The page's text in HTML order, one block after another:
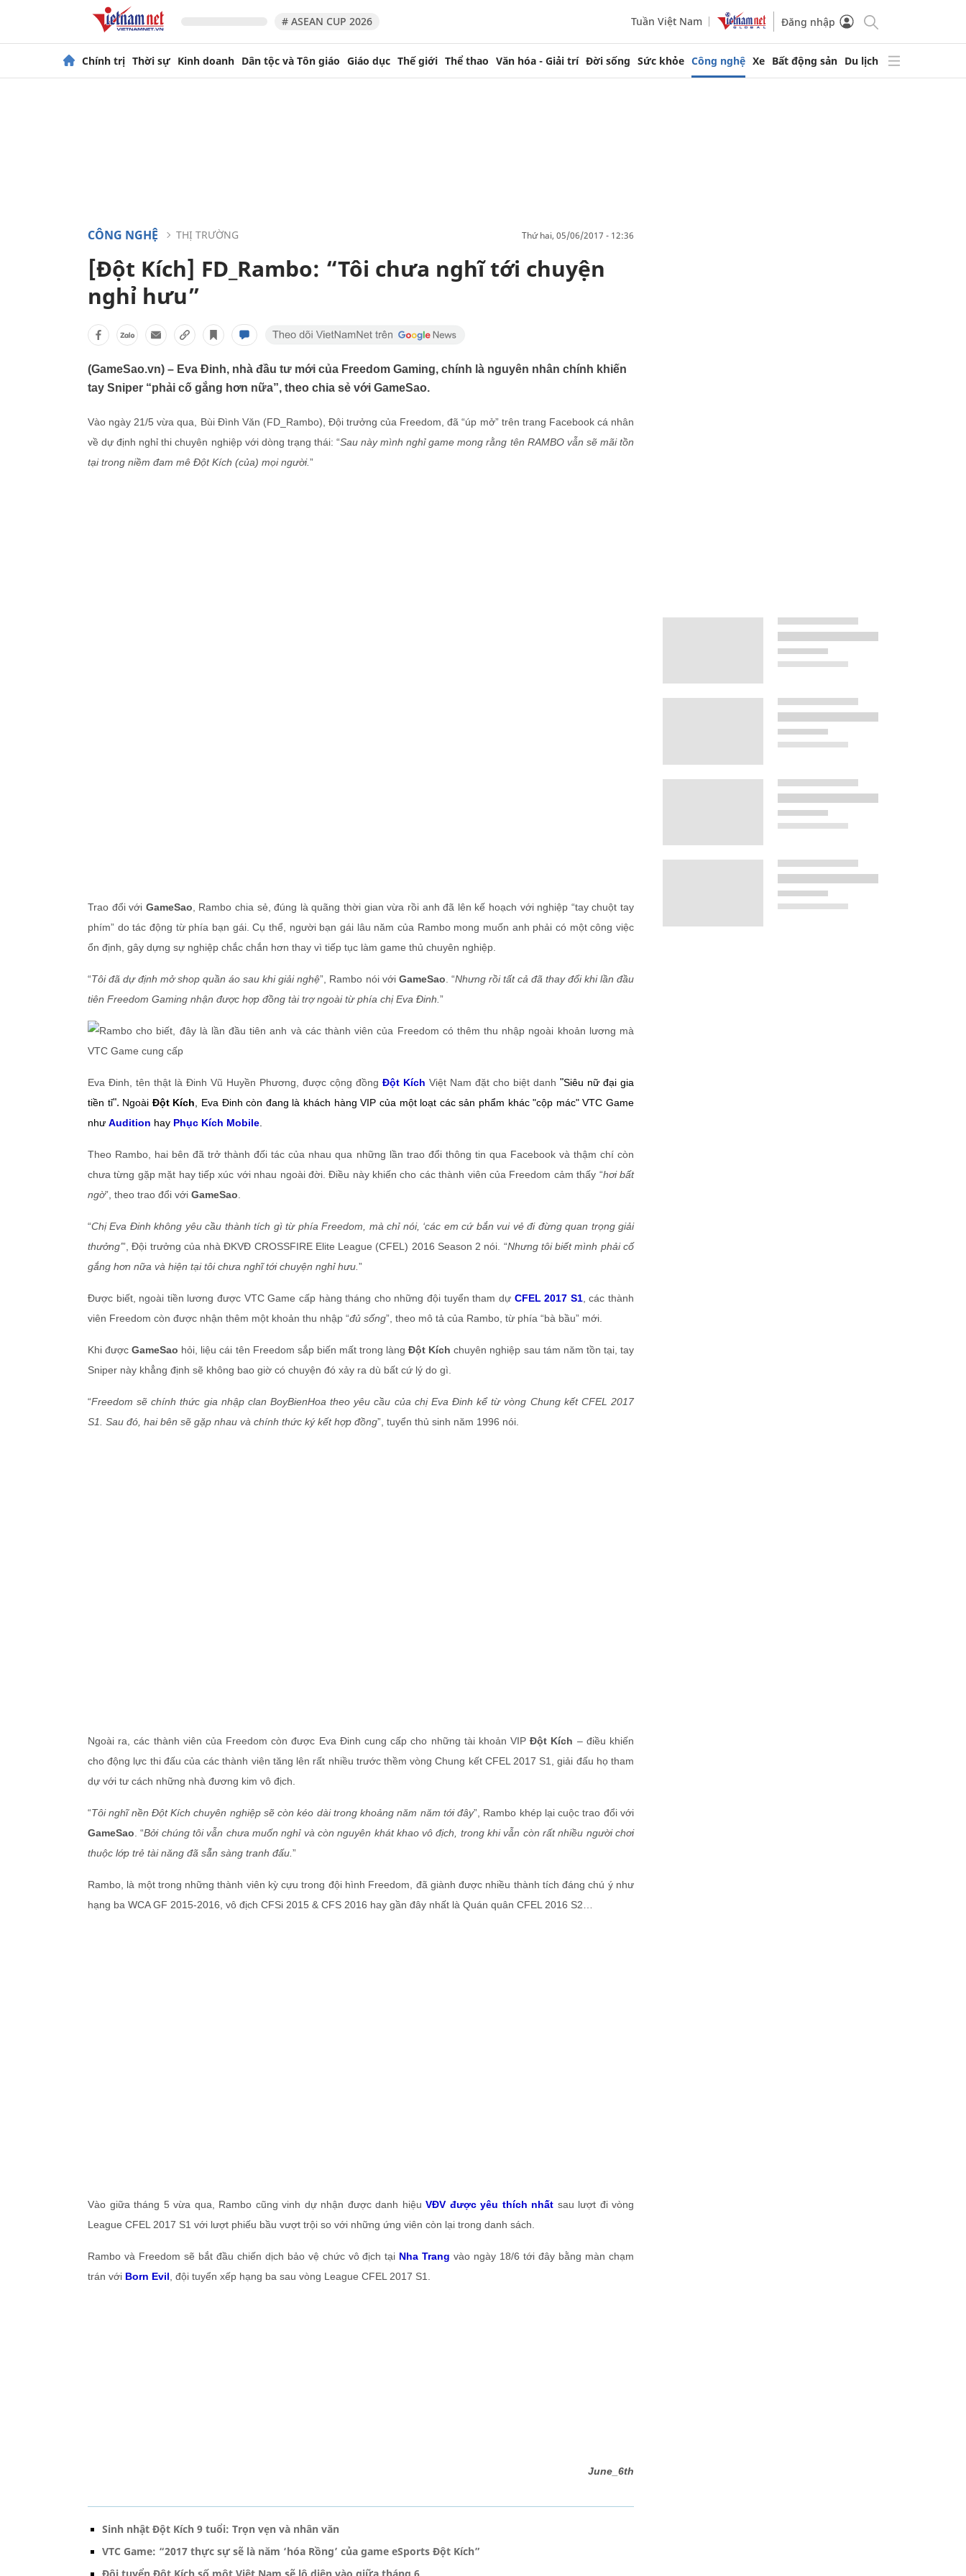
# ASEAN CUP 2026 Tuần Việt Nam Đăng nhập
Chính trị Thời sự Kinh doanh Dân tộc và Tôn giáo Giáo dục Thế giới Thể thao Văn hóa - Giải trí Đời sống Sức khỏe Công nghệ Xe Bất động sản Du lịch
CÔNG NGHỆ THỊ TRƯỜNG thứ hai, 05/06/2017 - 12:36
[Đột Kích] FD_Rambo: “Tôi chưa nghĩ tới chuyện
nghỉ hưu”
(GameSao.vn) – Eva Đinh, nhà đầu tư mới của Freedom Gaming, chính là nguyên nhân chính khiến
tay Sniper “phải cố gắng hơn nữa”, theo chia sẻ với GameSao.
Vào ngày 21/5 vừa qua, Bùi Đình Văn (FD_Rambo), Đội trưởng của Freedom, đã “úp mở” trên trang Facebook cá nhân
về dự định nghỉ thi chuyên nghiệp với dòng trạng thái: “Sau này mình nghỉ game mong rằng tên RAMBO vẫn sẽ mãi tồn
tại trong niềm đam mê Đột Kích (của) mọi người.”
Trao đổi với GameSao , Rambo chia sẻ, đúng là quãng thời gian vừa rồi anh đã lên kế hoạch với nghiệp “tay chuột tay
phím” do tác động từ phía bạn gái. Cụ thể, người bạn gái lâu năm của Rambo mong muốn anh phải có một công việc
ổn định, gây dựng sự nghiệp chắc chắn hơn thay vì tiếp tục làm game thủ chuyên nghiệp.
“Tôi đã dự định mở shop quần áo sau khi giải nghệ”, Rambo nói với GameSao . “Nhưng rồi tất cả đã thay đổi khi lần đầu
tiên Freedom Gaming nhận được hợp đồng tài trợ ngoài từ phía chị Eva Đinh. ”
Eva Đinh, tên thật là Đinh Vũ Huyền Phương, được cộng đồng Đột Kích Việt Nam đặt cho biệt danh "Siêu nữ đại gia
tiền tỉ". Ngoài Đột Kích
Eva Đinh còn đang là khách hàng VIP của một loạt các sản phẩm khác "cộp mác" VTC Game
như Audition hay Phục Kích Mobile
Theo Rambo, hai bên đã trở thành đối tác của nhau qua những lần trao đổi thông tin qua Facebook và thậm chí còn
chưa từng gặp mặt hay tiếp xúc với nhau ngoài đời. Điều này khiến cho các thành viên của Freedom cảm thấy “hơi bất
ngờ”, theo trao đổi với GameSao
“Chị Eva Đinh không yêu cầu thành tích gì từ phía Freedom, mà chỉ nói, ‘các em cứ bắn vui vẻ đi đừng quan trọng giải
thưởng’”, Đội trưởng của nhà ĐKVĐ CROSSFIRE Elite League (CFEL) 2016 Season 2 nói. “Nhưng tôi biết mình phải cố
gắng hơn nữa và hiện tại tôi chưa nghĩ tới chuyện nghỉ hưu. ”
Được biết, ngoài tiền lương được VTC Game cấp hàng tháng cho những đội tuyển tham dự CFEL 2017 S1, các thành
viên Freedom còn được nhận thêm một khoản thu nhập “đủ sống”, theo mô tả của Rambo, từ phía “bà bầu” mới.
Khi đượcGameSao hỏi, liệu cái tên Freedom sắp biến mất trong làngĐột Kích chuyên nghiệp sau tám năm tồn tại, tay
Sniper này khẳng định sẽ không bao giờ có chuyện đó xảy ra dù bất cứ lý do gì.
“Freedom sẽ chính thức gia nhập clan BoyBienHoa theo yêu cầu của chị Eva Đinh kể từ vòng Chung kết CFEL 2017
S1. Sau đó, hai bên sẽ gặp nhau và chính thức ký kết hợp đồng”, tuyển thủ sinh năm 1996 nói.
Ngoài ra, các thành viên của Freedom còn được Eva Đinh cung cấp cho những tài khoản VIPĐột Kích – điều khiến
cho động lực thi đấu của các thành viên tăng lên rất nhiều trước thềm vòng Chung kết CFEL 2017 S1, giải đấu họ tham
dự với tư cách những nhà đương kim vô địch.
“Tôi nghĩ nền Đột Kích chuyên nghiệp sẽ còn kéo dài trong khoảng năm năm tới đây”, Rambo khép lại cuộc trao đổi với
GameSao . “Bởi chúng tôi vẫn chưa muốn nghỉ và còn nguyên khát khao vô địch, trong khi vẫn còn rất nhiều người chơi
thuộc lớp trẻ tài năng đã sẵn sàng tranh đấu. ”
Rambo, là một trong những thành viên kỳ cựu trong đội hình Freedom, đã giành được nhiều thành tích đáng chú ý như
hạng ba WCA GF 2015-2016, vô địch CFSi 2015 & CFS 2016 hay gần đây nhất là Quán quân CFEL 2016 S2…
Vào giữa tháng 5 vừa qua, Rambo cũng vinh dự nhận được danh hiệu VĐV được yêu thích nhất sau lượt đi vòng
League CFEL 2017 S1 với lượt phiếu bầu vượt trội so với những ứng viên còn lại trong danh sách.
Rambo và Freedom sẽ bắt đầu chiến dịch bảo vệ chức vô địch tại Nha Trang vào ngày 18/6 tới đây bằng màn chạm
trán với Born Evil , đội tuyển xếp hạng ba sau vòng League CFEL 2017 S1.
June_6th
Sinh nhật Đột Kích 9 tuổi: Trọn vẹn và nhân văn
VTC Game: “2017 thực sự sẽ là năm ‘hóa Rồng’ của game eSports Đột Kích”